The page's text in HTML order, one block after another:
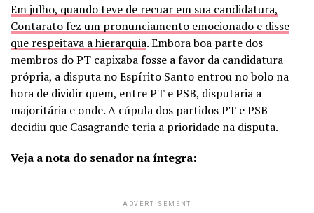
Em julho, quando teve de recuar em sua candidatura,
Contarato fez um pronunciamento emocionado e disse
que respeitava a hierarquia. Embora boa parte dos
membros do PT capixaba fosse a favor da candidatura
própria, a disputa no Espírito Santo entrou no bolo na
hora de dividir quem, entre PT e PSB, disputaria a
majoritária e onde. A cúpula dos partidos PT e PSB
decidiu que Casagrande teria a prioridade na disputa.
Veja a nota do senador na íntegra:
ADVERTISEMENT